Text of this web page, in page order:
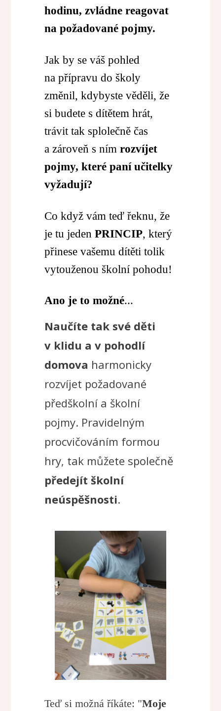
hodinu, zvládne reagovat
na požadované pojmy.
Jak by se váš pohled
na přípravu do školy
změnil, kdybyste věděli, že
si budete s dítětem hrát,
trávit tak splolečně čas
a zároveň s nímrozvíjet
pojmy, které paní učitelky
vyžadují?
Co když vám teď řeknu, že
je tu jedenPRINCIP, který
přinese vašemu dítěti tolik
vytouženou školní pohodu!
Ano je to možné...
Naučíte tak své děti
v klidu a v pohodlí
domova harmonicky
rozvíjet požadované
předškolní a školní
pojmy. Pravidelným
procvičováním formou
hry, tak můžete společně
předejít školní
neúspěšnosti.
Teď si možná říkáte: "Moje